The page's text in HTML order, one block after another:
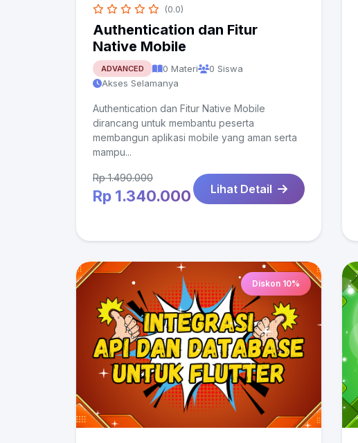
(0.0)
Authentication dan Fitur
Native Mobile
ADVANCED 0 Materi
0 Siswa
Akses Selamanya
Authentication dan Fitur Native Mobile
dirancang untuk membantu peserta
membangun aplikasi mobile yang aman serta
mampu...
Rp 1.490.000
Rp 1.340.000 Lihat Detail
Diskon 10%